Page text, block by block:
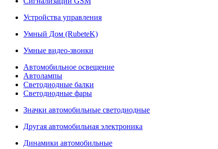
Устройства управления
Умный Дом (RubeteK)
Умные видео-звонки
Автомобильное освещение
Автолампы
Светодиодные балки
Светодиодные фары
Значки автомобильные светодиодные
Другая автомобильная электроника
Динамики автомобильные